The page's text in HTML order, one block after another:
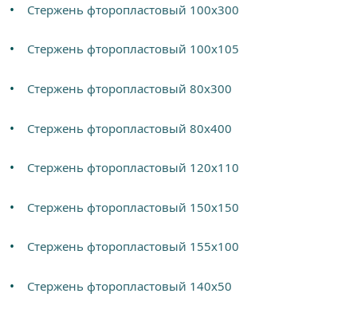
Стержень фторопластовый 100х300
Стержень фторопластовый 100х105
Стержень фторопластовый 80х300
Стержень фторопластовый 80х400
Стержень фторопластовый 120х110
Стержень фторопластовый 150х150
Стержень фторопластовый 155х100
Стержень фторопластовый 140х50